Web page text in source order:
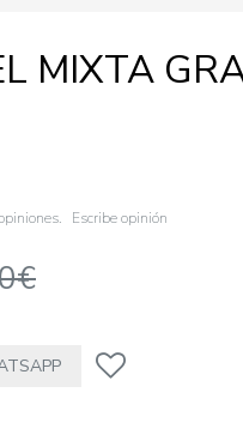
MIXTA
Escribe opinión